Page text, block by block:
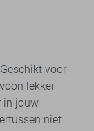
voor
lekker
in jouw
niet